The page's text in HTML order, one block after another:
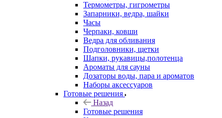
Термометры, гигрометры
Запарники, ведра, шайки
Часы
Черпаки, ковши
Ведра для обливания
Подголовники, щетки
Шапки, рукавицы,полотенца
Ароматы для сауны
Дозаторы воды, пара и ароматов
Наборы аксессуаров
Готовые решения
Назад
Готовые решения